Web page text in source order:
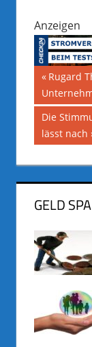
Anzeigen
Beitrag:
Rugard
Nächster
Beitrag:
Die
lässt nach
GELD